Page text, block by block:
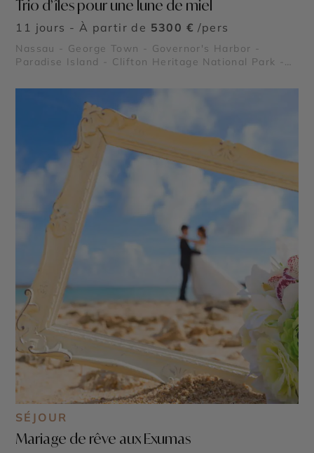
Trio d’îles pour une lune de miel
11 jours - À partir de 5300 € /pers
Nassau - George Town - Governor's Harbor -
Paradise Island - Clifton Heritage National Park -
Bridge - Thunderball Grotto - Compass Cay
SÉJOUR
Mariage de rêve aux Exumas